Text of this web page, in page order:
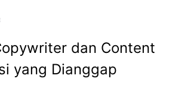
dan Content
yang Dianggap